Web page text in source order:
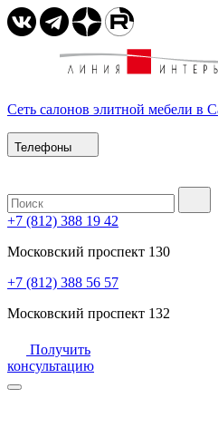
Сеть салонов элитной мебели в
Телефоны
+7 (812) 388 19 42
Московский проспект 130
+7 (812) 388 56 57
Московский проспект 132
Получить
консультацию